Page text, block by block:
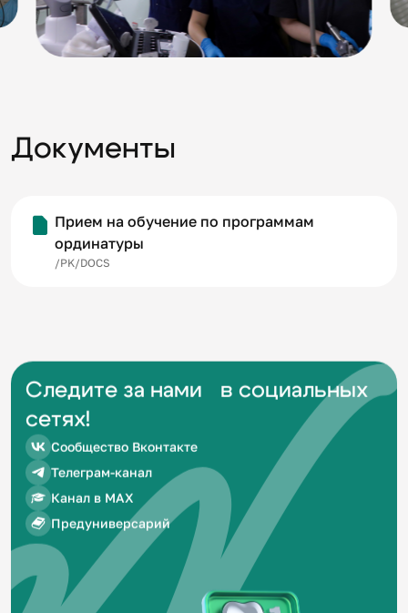
Документы
Прием на обучение по программам
ординатуры
/PK/DOCS
Следите за нами в социальных
сетях!
Сообщество Вконтакте
Телеграм-канал
Канал в MAX
Предуниверсарий